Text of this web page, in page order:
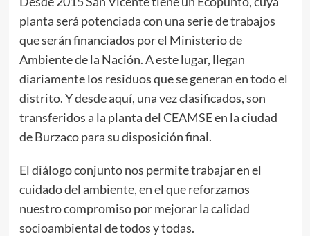
planta será potenciada con una serie de trabajos
que serán financiados por el Ministerio de
Ambiente de la Nación. A este lugar, llegan
diariamente los residuos que se generan en todo el
distrito. Y desde aquí, una vez clasificados, son
transferidos a la planta del CEAMSE en la ciudad
de Burzaco para su disposición final.
El diálogo conjunto nos permite trabajar en el
cuidado del ambiente, en el que reforzamos
nuestro compromiso por mejorar la calidad
socioambiental de todos y todas.